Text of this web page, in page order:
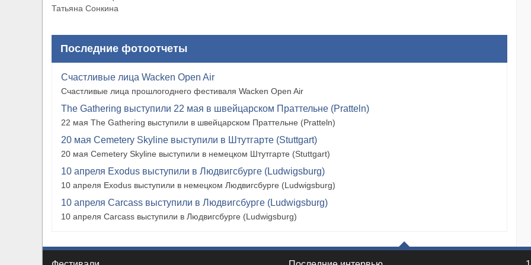
Татьяна Сонкина
Последние фотоотчеты
Счастливые лица Wacken Open Air
Счастливые лица прошлогоднего фестиваля Wacken Open Air
The Gathering выступили 22 мая в швейцарском Праттельне (Pratteln)
22 мая The Gathering выступили в швейцарском Праттельне (Pratteln)
20 мая Cemetery Skyline выступили в Штутгарте (Stuttgart)
20 мая Cemetery Skyline выступили в немецком Штутгарте (Stuttgart)
10 апреля Exodus выступили в Людвигсбурге (Ludwigsburg)
10 апреля Exodus выступили в немецком Людвигсбурге (Ludwigsburg)
10 апреля Carcass выступили в Людвигсбурге (Ludwigsburg)
10 апреля Carcass выступили в Людвигсбурге (Ludwigsburg)